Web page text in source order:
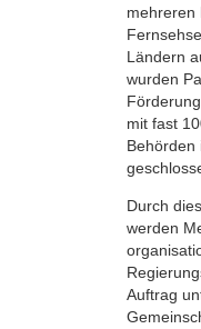
mehreren
Ländern
wurden
mit fast
Behörden
Durch
werden
Auftrag